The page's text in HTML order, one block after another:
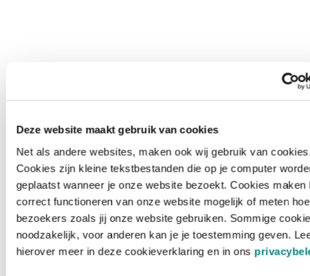
Deze website maakt gebruik van cookies
Net als andere websites, maken ook wij gebruik van
Cookies zijn kleine tekstbestanden die op je computer
geplaatst wanneer je onze website bezoekt. Cookies maken
correct functioneren van onze website mogelijk of meten hoe
bezoekers zoals jij onze website gebruiken. Sommige
noodzakelijk, voor anderen kan je je toestemming geven.
hierover meer in deze cookieverklaring en in ons